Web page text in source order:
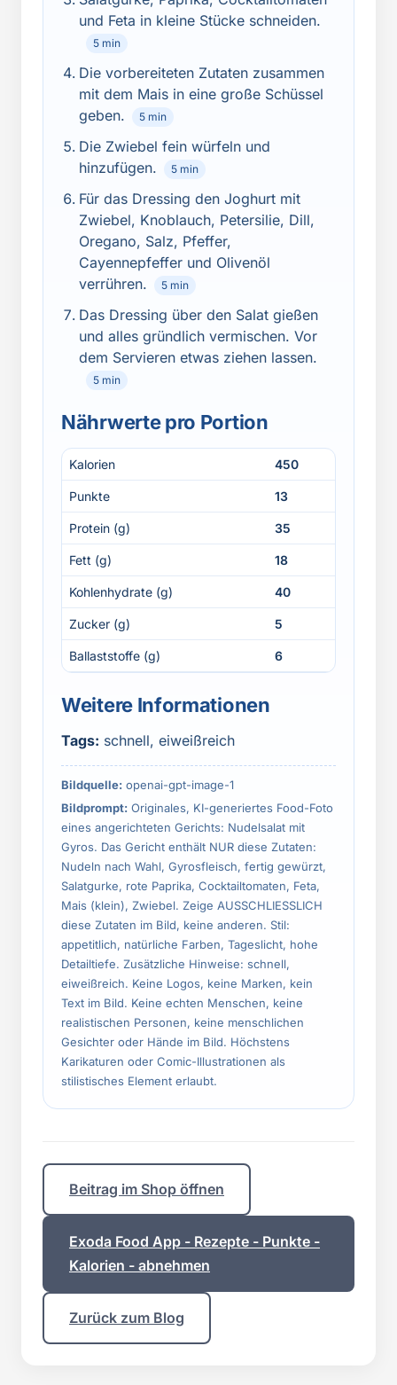
und Feta in kleine Stücke schneiden.
5 min
Die vorbereiteten Zutaten zusammen
mit dem Mais in eine große Schüssel
geben.
5 min
Die Zwiebel fein würfeln und
hinzufügen.
5 min
Für das Dressing den Joghurt mit
Zwiebel, Knoblauch, Petersilie, Dill,
Oregano, Salz, Pfeffer,
Cayennepfeffer und Olivenöl
verrühren.
5 min
Das Dressing über den Salat gießen
und alles gründlich vermischen. Vor
dem Servieren etwas ziehen lassen.
5 min
Nährwerte pro Portion
Kalorien 450
Punkte 13
Protein (g) 35
Fett (g) 18
Kohlenhydrate (g) 40
Zucker (g) 5
Ballaststoffe (g) 6
Weitere Informationen
Tags: schnell, eiweißreich
Bildquelle: openai-gpt-image-1
Bildprompt: Originales, KI-generiertes Food-Foto
eines angerichteten Gerichts: Nudelsalat mit
Gyros. Das Gericht enthält NUR diese Zutaten:
Nudeln nach Wahl, Gyrosfleisch, fertig gewürzt,
Salatgurke, rote Paprika, Cocktailtomaten, Feta,
Mais (klein), Zwiebel. Zeige AUSSCHLIESSLICH
diese Zutaten im Bild, keine anderen. Stil:
appetitlich, natürliche Farben, Tageslicht, hohe
Detailtiefe. Zusätzliche Hinweise: schnell,
eiweißreich. Keine Logos, keine Marken, kein
Text im Bild. Keine echten Menschen, keine
realistischen Personen, keine menschlichen
Gesichter oder Hände im Bild. Höchstens
Karikaturen oder Comic-Illustrationen als
stilistisches Element erlaubt.
Beitrag im Shop öffnen
Exoda Food App - Rezepte - Punkte -
Kalorien - abnehmen
Zurück zum Blog